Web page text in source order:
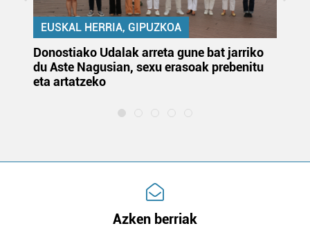
EUSKAL HERRIA, GIPUZKOA
Donostiako Udalak arreta gune bat jarriko
du Aste Nagusian, sexu erasoak prebenitu
eta artatzeko
Azken berriak